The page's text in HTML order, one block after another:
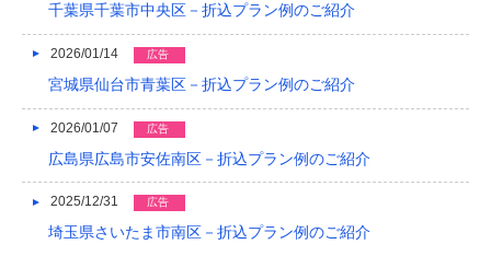
2020/12
2020/08
2020/04
2019/12
千葉県千葉市中央区－折込プラン例のご紹介
2026/01/14 広告
宮城県仙台市青葉区－折込プラン例のご紹介
2026/01/07 広告
広島県広島市安佐南区－折込プラン例のご紹介
2025/12/31 広告
埼玉県さいたま市南区－折込プラン例のご紹介